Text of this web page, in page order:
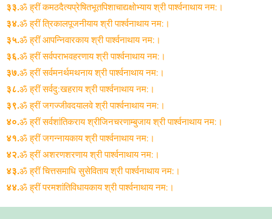
३३.ॐ ह्रीं कमठदैत्यप्रेषितभूतपिशाचाद्यक्षोभ्याय श्री पार्श्वनाथाय नम:।
३४.ॐ ह्रीं त्रिकालपूजनीयाय श्री पार्श्वनाथाय नम:।
३५.ॐ ह्रीं आपन्निवारकाय श्री पार्श्वनाथाय नम:।
३६.ॐ ह्रीं सर्वपराभवहरणाय श्री पार्श्वनाथाय नम:।
३७.ॐ ह्रीं सर्वमनर्थमथनाय श्री पार्श्वनाथाय नम:।
३८.ॐ ह्रीं सर्वदु:खहराय श्री पार्श्वनाथाय नम:।
३९.ॐ ह्रीं जगज्जीवदयालवे श्री पार्श्वनाथाय नम:।
४०.ॐ ह्रीं सर्वशांतिकराय श्रीजिनचरणाम्बुजाय श्री पार्श्वनाथाय नम:।
४१.ॐ ह्रीं जगन्नायकाय श्री पार्श्वनाथाय नम:।
४२.ॐ ह्रीं अशरणशरणाय श्री पार्श्वनाथाय नम:।
४३.ॐ ह्रीं चित्तसमाधि सुसेविताय श्री पार्श्वनाथाय नम:।
४४.ॐ ह्रीं परमशांतिविधायकाय श्री पार्श्वनाथाय नम:।